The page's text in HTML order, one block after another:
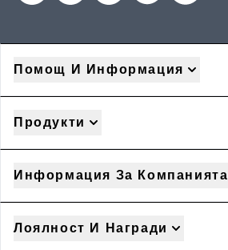
Помощ И Информация
Продукти
Информация За Компанията
Лоялност И Награди